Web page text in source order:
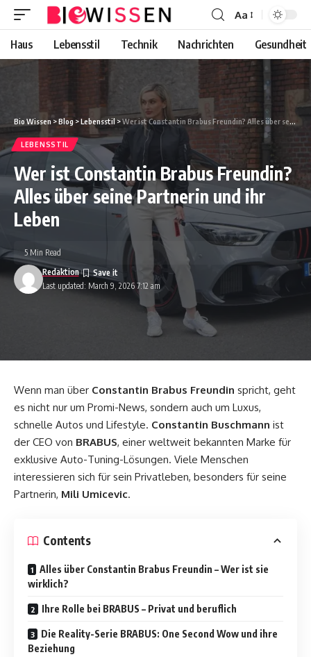
Font
Resizer
Aa
Haus Lebensstil Technik Nachrichten Gesundheit
Bio Wissen >Blog >Lebensstil>Wer ist Constantin Brabus Freundin? Alles über seine Partnerin und ihr Leben
LEBENSSTIL
Wer ist Constantin Brabus Freundin?
Alles über seine Partnerin und ihr
Leben
Last updated: March 9, 2026 7:12 am
Redaktion
5 Min Read
Wenn man über Constantin Brabus Freundin spricht, geht
es nicht nur um Promi-News, sondern auch um Luxus,
schnelle Autos und Lifestyle. Constantin Buschmann ist
der CEO von BRABUS, einer weltweit bekannten Marke für
exklusive Auto-Tuning-Lösungen. Viele Menschen
interessieren sich für sein Privatleben, besonders für seine
Partnerin, Mili Umicevic.
Contents
Alles über Constantin Brabus Freundin – Wer ist sie
wirklich?
Ihre Rolle bei BRABUS – Privat und beruflich
Die Reality-Serie BRABUS: One Second Wow und ihre
Beziehung